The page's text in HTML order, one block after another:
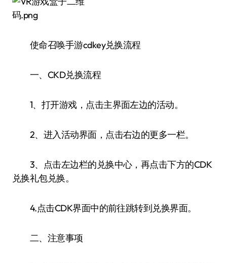
使命召唤手游cdkey兑换流程
一、CKD兑换流程
1、打开游戏，点击主界面左边的活动。
2、进入活动界面，点击右边的更多一栏。
3、点击左边栏的兑换中心，再点击下方的CDK
兑换礼包兑换。
4.点击CDK界面中的前往跳转到兑换界面。
二、注意事项